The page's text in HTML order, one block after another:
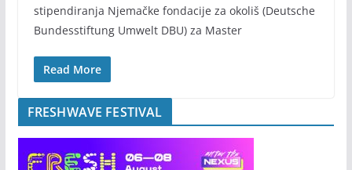
stipendiranja Njemačke fondacije za okoliš (Deutsche
Bundesstiftung Umwelt DBU) za Master
Read More
FRESHWAVE FESTIVAL